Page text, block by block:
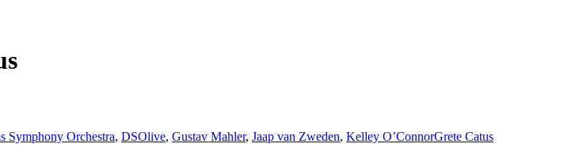
Symphony Orchestra, DSOlive, Gustav Mahler, Jaap van Zweden, Kelley O’ConnorGrete Catus